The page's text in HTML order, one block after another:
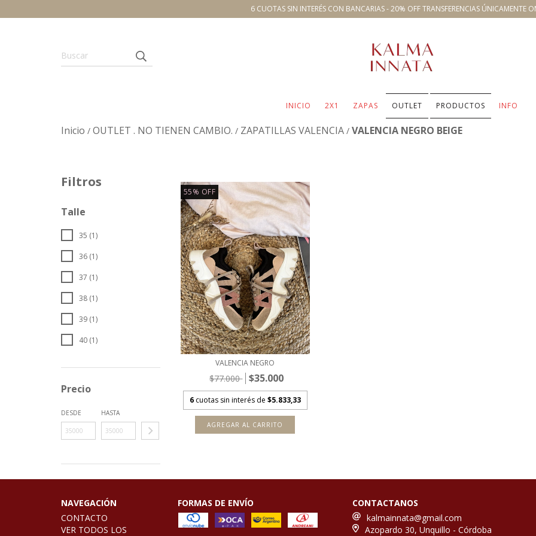
6 CUOTAS SIN INTERÉS CON BANCARIAS - 20% OFF TRANSFERENCIAS ÚNICAMENTE
INICIO 2X1 ZAPAS OUTLET PRODUCTOS INFO
Inicio / OUTLET . NO TIENEN CAMBIO. / ZAPATILLAS VALENCIA / VALENCIA NEGRO BEIGE
Filtros
Talle
35 (1)
36 (1)
37 (1)
38 (1)
39 (1)
40 (1)
Precio
DESDE HASTA
55% OFF
VALENCIA NEGRO
$77.000 $35.000
6 cuotas sin interés de $5.833,33
AGREGAR AL CARRITO
NAVEGACIÓN
CONTACTO
VER TODOS LOS
FORMAS DE ENVÍO
CONTACTANOS
kalmainnata@gmail.com
Azopardo 30, Unquillo - Córdoba